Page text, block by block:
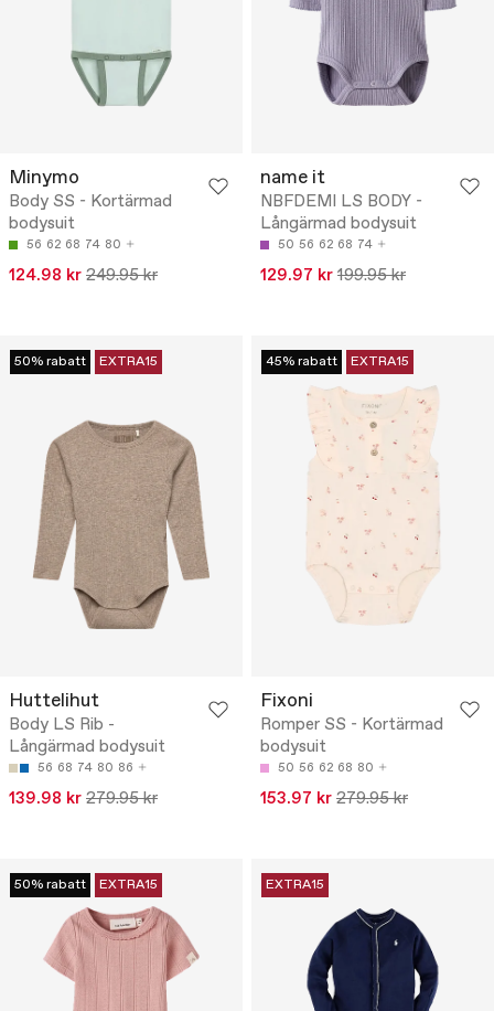
Minymo
Body SS - Kortärmad
bodysuit
56 62 68 74 80
124.98 kr 249.95 kr
name it
NBFDEMI LS BODY -
Långärmad bodysuit
50 56 62 68 74
129.97 kr 199.95 kr
50% rabatt EXTRA15
Huttelihut
Body LS Rib -
Långärmad bodysuit
56 68 74 80 86
139.98 kr 279.95 kr
45% rabatt EXTRA15
Fixoni
Romper SS - Kortärmad
bodysuit
50 56 62 68 80
153.97 kr 279.95 kr
50% rabatt EXTRA15 EXTRA15